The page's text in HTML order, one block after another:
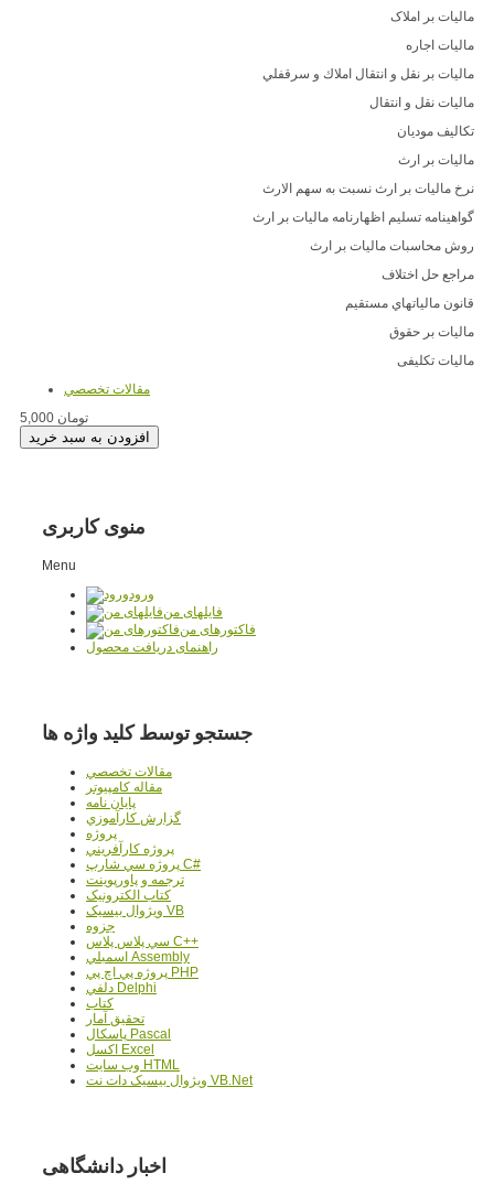
مالیات بر املاک
مالیات اجاره
ماليات بر نقل و انتقال املاك و سرقفلي
ماليات نقل و انتقال
تکالیف مودیان
مالیات بر ارث
نرخ ماليات بر ارث نسبت به سهم الارث
گواهينامه تسليم اظهارنامه ماليات بر ارث
روش محاسبات ماليات بر ارث
مراجع حل اختلاف
قانون مالياتهاي مستقيم
مالیات بر حقوق
مالیات تکلیفی
مقالات تخصصي
5,000 تومان
منوی کاربری
Menu
ورود
فایلهای من
فاکتورهای من
راهنمای دریافت محصول
جستجو توسط کلید واژه ها
مقالات تخصصي
مقاله کامپیوتر
پایان نامه
گزارش کارآموزي
پروژه
پروژه کارآفريني
پروژه سي شارپ C#
ترجمه و پاورپوينت
کتاب الکترونيک
ويژوال بيسيک VB
جزوه
سي پلاس پلاس C++
اسمبلي Assembly
پروژه پي اچ پي PHP
دلفي Delphi
کتاب
تحقيق آمار
پاسکال Pascal
اکسل Excel
وب سايت HTML
ويژوال بيسيک دات نت VB.Net
اخبار دانشگاهی